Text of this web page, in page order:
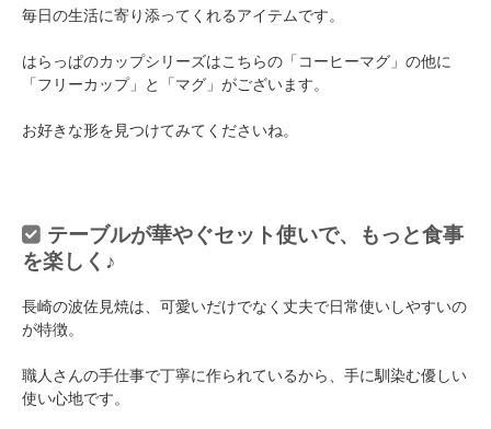
毎日の生活に寄り添ってくれるアイテムです。
はらっぱのカップシリーズはこちらの「コーヒーマグ」の他に
「フリーカップ」と「マグ」がございます。
お好きな形を見つけてみてくださいね。
テーブルが華やぐセット使いで、もっと食事
を楽しく♪
長崎の波佐見焼は、可愛いだけでなく丈夫で日常使いしやすいの
が特徴。
職人さんの手仕事で丁寧に作られているから、手に馴染む優しい
使い心地です。